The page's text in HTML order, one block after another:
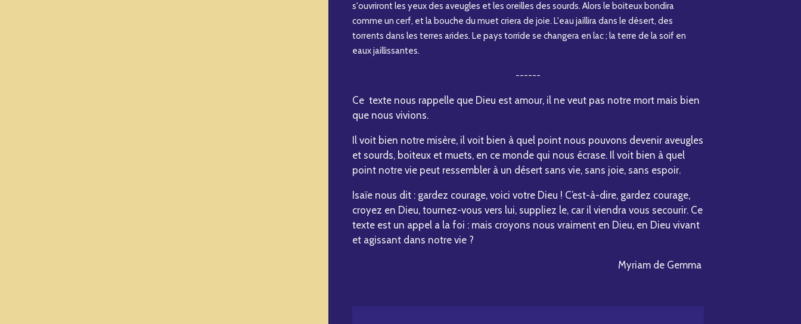
s'ouvriront les yeux des aveugles et les oreilles des sourds. Alors le boiteux bondira
comme un cerf, et la bouche du muet criera de joie. L'eau jaillira dans le désert, des
torrents dans les terres arides. Le pays torride se changera en lac ; la terre de la soif en
eaux jaillissantes.
------
Ce texte nous rappelle que Dieu est amour, il ne veut pas notre mort mais bien
que nous vivions.
Il voit bien notre misère, il voit bien à quel point nous pouvons devenir aveugles
et sourds, boiteux et muets, en ce monde qui nous écrase. Il voit bien à quel
point notre vie peut ressembler à un désert sans vie, sans joie, sans espoir.
Isaïe nous dit : gardez courage, voici votre Dieu ! C’est-à-dire, gardez courage,
croyez en Dieu, tournez-vous vers lui, suppliez le, car il viendra vous secourir. Ce
texte est un appel a la foi : mais croyons nous vraiment en Dieu, en Dieu vivant
et agissant dans notre vie ?
Myriam de Gemma